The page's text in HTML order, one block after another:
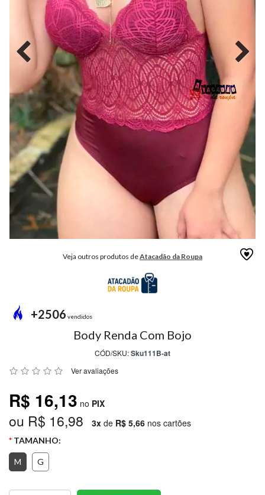
MODA
GRIFE
INFANTIL
INTIMA
MODA
INVERNO
MODA
MASCULINA
MODA
PREÇO
ÚNICO
PROMOÇÕES
MARCAS
CENTRAL
Veja outros produtos deAtacadão da Roupa
+2506 vendidos
Body Renda Com Bojo
CÓD/SKU:Sku111B-at
Ver avaliações
R$ 16,13 no PIX
ou R$ 16,98 3x de R$ 5,66 nos cartões
TAMANHO:
M G